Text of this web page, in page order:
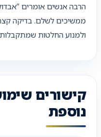
הרבה אנשים אומרים
ממשיכים לשלם. בדיקה
ולמנוע החלטות
קישורים
נוספת